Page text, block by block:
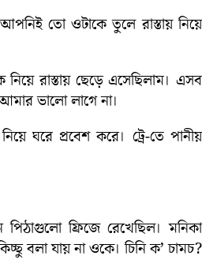
তো ওটাকে তুলে রাস্তায় নিয়ে
রাস্তায় ছেড়ে এসেছিলাম। এসব
ভালো লাগে না।
ঘরে প্রবেশ করে। ট্রে-তে পানীয়
ফ্রিজে রেখেছিল। মনিকা
বলা যায় না ওকে। চিনি ক’ চামচ?